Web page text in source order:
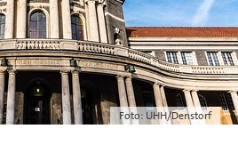
Foto: UHH/Denstorf